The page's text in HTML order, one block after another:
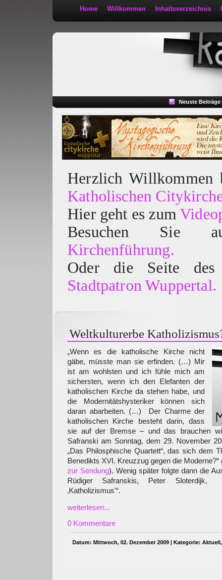
Home Willkommen Inhaltsverzeichnis
Neuste Beiträge
Herzlich
Katholischen
Hier geht es zum
Besuchen
Kirchenführung.
Oder die Seite des
Stadtpatron Wuppertal.
Weltkulturerbe
„Wenn es die katholische Kirche nicht
gäbe, müsste man sie erfinden. (…) Mir
ist am wohlsten und ich fühle mich am
sichersten, wenn ich den Elefanten der
katholischen Kirche da stehen habe, und
die Modernitätshysteriker können sich
daran abarbeiten. (…) Der Charme der
katholischen Kirche besteht darin, dass
sie auf der Bremse – und das brauchen
Safranski am Sonntag, dem 29. November
„Das Philosphische Quartett“, das sich dem
Benedikts XVI. Kreuzzug gegen die Moderne?“
zur Sendung). Wenig später folgte dann die
Rüdiger Safranskis, Peter Sloterdijk,
‚Katholizismus'“.
weiterlesen...
0 Kommentare
Datum: Mittwoch, 02. Dezember 2009 | Kategorie: Aktuell